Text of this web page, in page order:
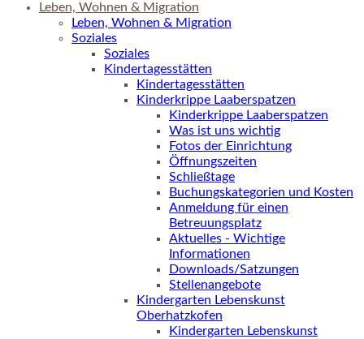
Leben, Wohnen & Migration
Leben, Wohnen & Migration
Soziales
Soziales
Kindertagesstätten
Kindertagesstätten
Kinderkrippe Laaberspatzen
Kinderkrippe Laaberspatzen
Was ist uns wichtig
Fotos der Einrichtung
Öffnungszeiten
Schließtage
Buchungskategorien und Kosten
Anmeldung für einen
Betreuungsplatz
Aktuelles - Wichtige
Informationen
Downloads/Satzungen
Stellenangebote
Kindergarten Lebenskunst
Oberhatzkofen
Kindergarten Lebenskunst